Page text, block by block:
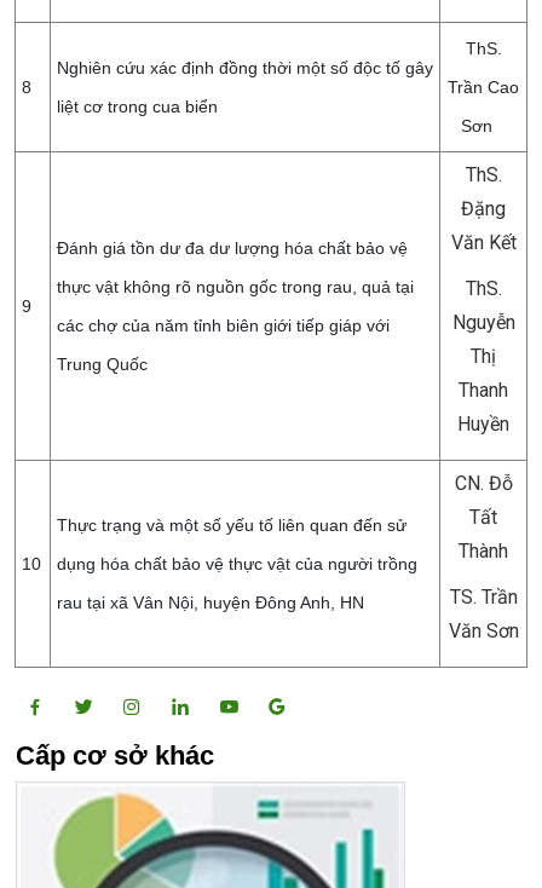
8
Nghiên cứu xác định đồng thời một số độc tố gây
liệt cơ trong cua biển
ThS.
Trần Cao
Sơn
9
Đánh giá tồn dư đa dư lượng hóa chất bảo vệ
thực vật không rõ nguồn gốc trong rau, quả tại
các chợ của năm tỉnh biên giới tiếp giáp với
Trung Quốc
ThS.
Đặng
Văn Kết
ThS.
Nguyễn
Thị
Thanh
Huyền
10
Thực trạng và một số yếu tố liên quan đến sử
dụng hóa chất bảo vệ thực vật của người trồng
rau tại xã Vân Nội, huyện Đông Anh, HN
CN. Đỗ
Tất
Thành
TS. Trần
Văn Sơn
Cấp cơ sở khác